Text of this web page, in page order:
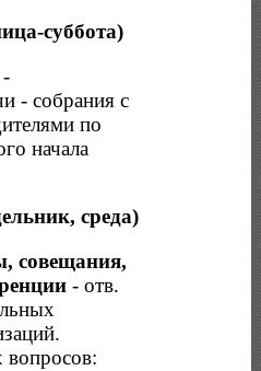
суббота)
- собрания с
по
начала
среда)
совещания,
- отв.